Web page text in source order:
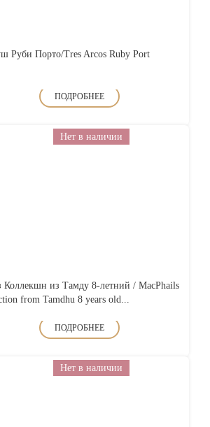
Руби Порто/Tres Arcos Ruby Port
ПОДРОБНЕЕ
Нет в наличии
из Тамду 8-летний / MacPhails
from Tamdhu 8 years old...
ПОДРОБНЕЕ
Нет в наличии